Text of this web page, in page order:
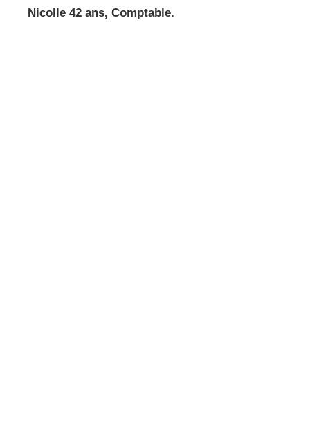
Nicolle 42 ans, Comptable.